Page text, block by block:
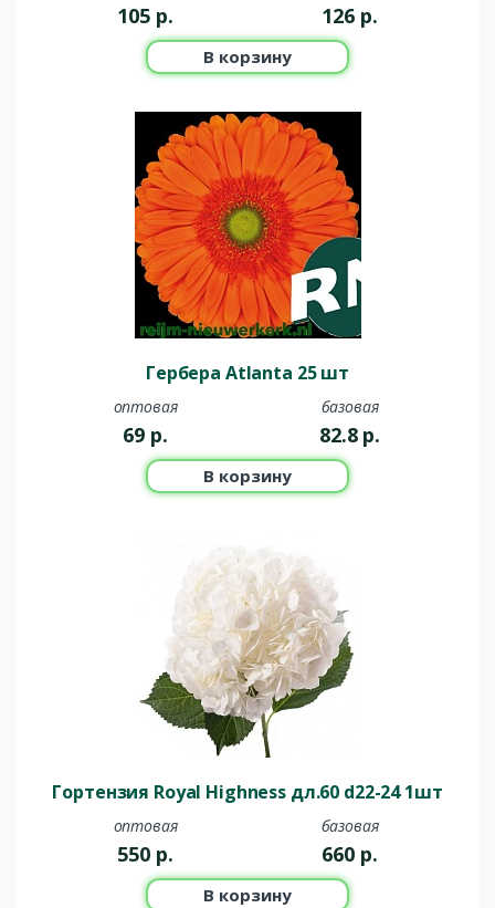
105 р. 126 р.
В корзину
Гербера Atlanta 25 шт
оптовая
69 р.
базовая
82.8 р.
В корзину
Гортензия Royal Highness дл.60 d22-24 1шт
оптовая
550 р.
базовая
660 р.
В корзину